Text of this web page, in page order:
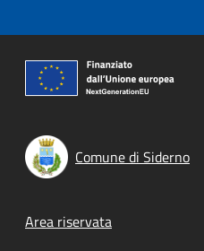
Comune di Siderno
Footer menu
Area riservata